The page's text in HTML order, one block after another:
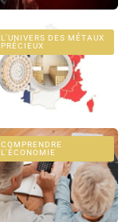
L'UNIVERS DES MÉTAUX
PRÉCIEUX
COMPRENDRE
L'ÉCONOMIE